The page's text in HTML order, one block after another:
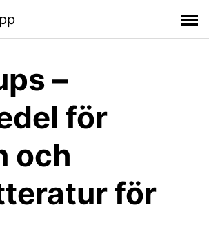
–
för
och
för